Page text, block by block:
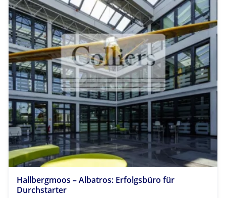
Hallbergmoos – Albatros: Erfolgsbüro für
Durchstarter